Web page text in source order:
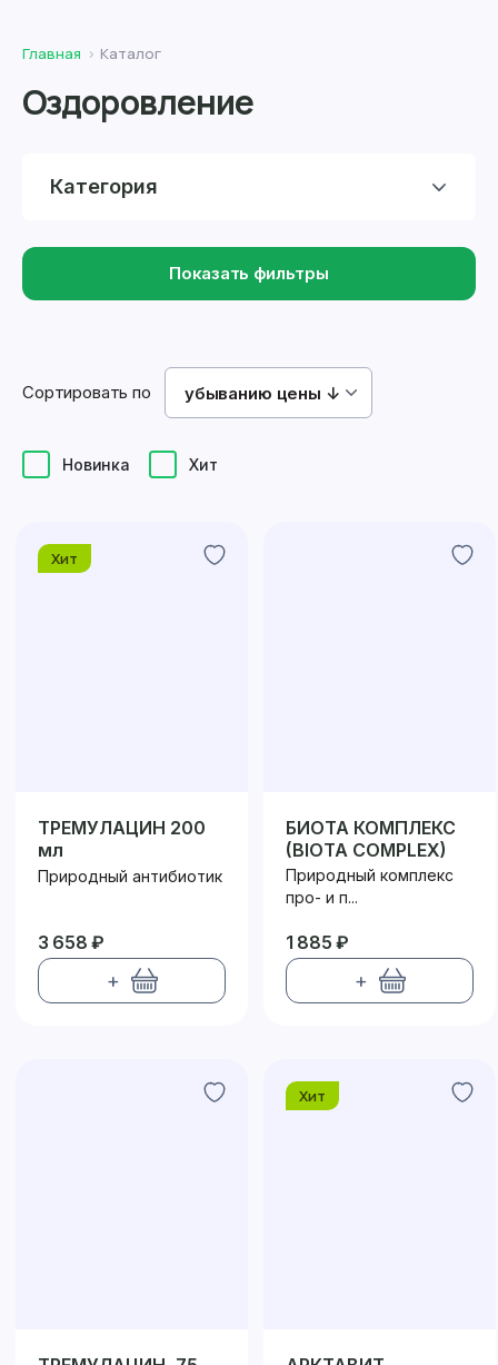
Главная Каталог
Оздоровление
Категория
Показать фильтры
Новинка Хит
Сортировать по убыванию цены ↓
Хит
ТРЕМУЛАЦИН 200
мл
Природный антибиотик
3 658 ₽
+
БИОТА КОМПЛЕКС
(BIOTA COMPLEX)
Природный комплекс
про- и п...
1 885 ₽
+
Хит